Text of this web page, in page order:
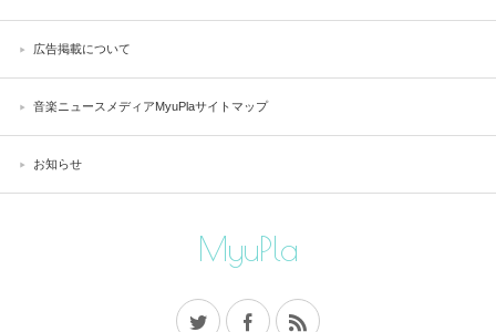
広告掲載について
音楽ニュースメディアMyuPlaサイトマップ
お知らせ
MyuPla